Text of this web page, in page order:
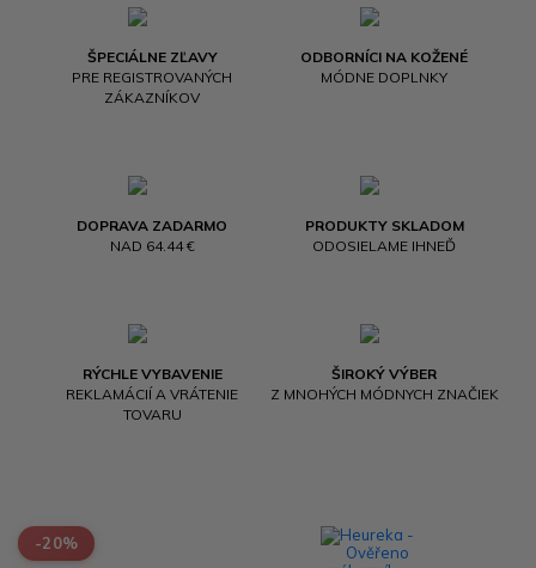
ŠPECIÁLNE ZĽAVY
PRE REGISTROVANÝCH
ZÁKAZNÍKOV
ODBORNÍCI NA KOŽENÉ
MÓDNE DOPLNKY
DOPRAVA ZADARMO
NAD 64.44 €
PRODUKTY SKLADOM
ODOSIELAME IHNEĎ
RÝCHLE VYBAVENIE
REKLAMÁCIÍ A VRÁTENIE
TOVARU
ŠIROKÝ VÝBER
Z MNOHÝCH MÓDNYCH ZNAČIEK
-20%